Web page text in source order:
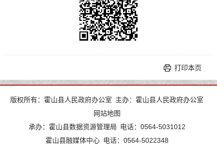
打印本页
版权所有：霍山县人民政府办公室 主办：霍山县人民政府办公室
网站地图
承办：霍山县数据资源管理局 电话：0564-5031012
霍山县融媒体中心 电话：0564-5022348